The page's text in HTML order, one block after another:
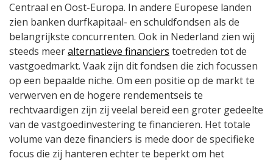
Centraal en Oost-Europa. In andere Europese landen
zien banken durfkapitaal- en schuldfondsen als de
belangrijkste concurrenten. Ook in Nederland zien wij
steeds meeralternatieve financiers toetreden tot de
vastgoedmarkt. Vaak zijn dit fondsen die zich focussen
op een bepaalde niche. Om een positie op de markt te
verwerven en de hogere rendementseis te
rechtvaardigen zijn zij veelal bereid een groter gedeelte
van de vastgoedinvestering te financieren. Het totale
volume van deze financiers is mede door de specifieke
focus die zij hanteren echter te beperkt om het